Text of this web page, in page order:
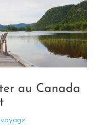
au Canada
voyage